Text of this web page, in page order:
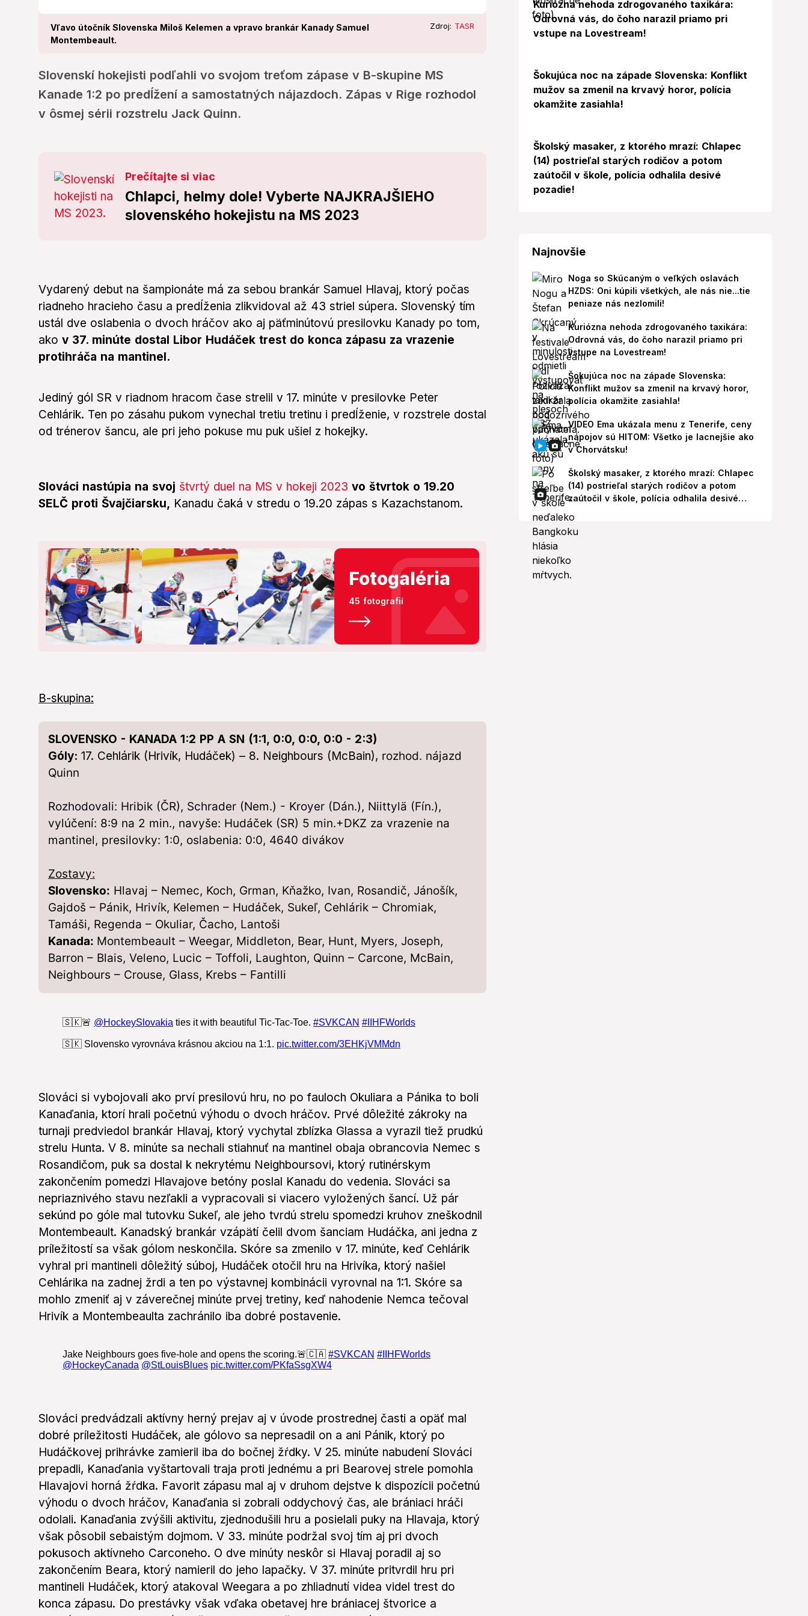
Vľavo útočník Slovenska Miloš Kelemen a vpravo brankár Kanady Samuel
Montembeault.
Zdroj: TASR
Slovenskí hokejisti podľahli vo svojom treťom zápase v B-skupine MS
Kanade 1:2 po predĺžení a samostatných nájazdoch. Zápas v Rige rozhodol
v ôsmej sérii rozstrelu Jack Quinn.
Prečítajte si viac
Chlapci, helmy dole! Vyberte NAJKRAJŠIEHO
slovenského hokejistu na MS 2023
Vydarený debut na šampionáte má za sebou brankár Samuel Hlavaj, ktorý počas
riadneho hracieho času a predĺženia zlikvidoval až 43 striel súpera. Slovenský tím
ustál dve oslabenia o dvoch hráčov ako aj päťminútovú presilovku Kanady po tom,
ako v 37. minúte dostal Libor Hudáček trest do konca zápasu za vrazenie
protihráča na mantinel.
Jediný gól SR v riadnom hracom čase strelil v 17. minúte v presilovke Peter
Cehlárik. Ten po zásahu pukom vynechal tretiu tretinu i predĺženie, v rozstrele dostal
od trénerov šancu, ale pri jeho pokuse mu puk ušiel z hokejky.
Slováci nastúpia na svoj štvrtý duel na MS v hokeji 2023 vo štvrtok o 19.20
SELČ proti Švajčiarsku, Kanadu čaká v stredu o 19.20 zápas s Kazachstanom.
Fotogaléria
45 fotografií
B-skupina:
SLOVENSKO - KANADA 1:2 PP A SN (1:1, 0:0, 0:0, 0:0 - 2:3)
Góly: 17. Cehlárik (Hrivík, Hudáček) – 8. Neighbours (McBain), rozhod. nájazd
Quinn
Rozhodovali: Hribik (ČR), Schrader (Nem.) - Kroyer (Dán.), Niittylä (Fín.),
vylúčení: 8:9 na 2 min., navyše: Hudáček (SR) 5 min.+DKZ za vrazenie na
mantinel, presilovky: 1:0, oslabenia: 0:0, 4640 divákov
Zostavy:
Slovensko: Hlavaj – Nemec, Koch, Grman, Kňažko, Ivan, Rosandič, Jánošík,
Gajdoš – Pánik, Hrivík, Kelemen – Hudáček, Sukeľ, Cehlárik – Chromiak,
Tamáši, Regenda – Okuliar, Čacho, Lantoši
Kanada: Montembeault – Weegar, Middleton, Bear, Hunt, Myers, Joseph,
Barron – Blais, Veleno, Lucic – Toffoli, Laughton, Quinn – Carcone, McBain,
Neighbours – Crouse, Glass, Krebs – Fantilli
Slováci si vybojovali ako prví presilovú hru, no po fauloch Okuliara a Pánika to boli
Kanaďania, ktorí hrali početnú výhodu o dvoch hráčov. Prvé dôležité zákroky na
turnaji predviedol brankár Hlavaj, ktorý vychytal zblízka Glassa a vyrazil tiež prudkú
strelu Hunta. V 8. minúte sa nechali stiahnuť na mantinel obaja obrancovia Nemec s
Rosandičom, puk sa dostal k nekrytému Neighboursovi, ktorý rutinérskym
zakončením pomedzi Hlavajove betóny poslal Kanadu do vedenia. Slováci sa
nepriaznivého stavu nezľakli a vypracovali si viacero vyložených šancí. Už pár
sekúnd po góle mal tutovku Sukeľ, ale jeho tvrdú strelu spomedzi kruhov zneškodnil
Montembeault. Kanadský brankár vzápätí čelil dvom šanciam Hudáčka, ani jedna z
príležitostí sa však gólom neskončila. Skóre sa zmenilo v 17. minúte, keď Cehlárik
vyhral pri mantineli dôležitý súboj, Hudáček otočil hru na Hrivíka, ktorý našiel
Cehlárika na zadnej žrdi a ten po výstavnej kombinácii vyrovnal na 1:1. Skóre sa
mohlo zmeniť aj v záverečnej minúte prvej tretiny, keď nahodenie Nemca tečoval
Hrivík a Montembeaulta zachránilo iba dobré postavenie.
Slováci predvádzali aktívny herný prejav aj v úvode prostrednej časti a opäť mal
dobré príležitosti Hudáček, ale gólovo sa nepresadil on a ani Pánik, ktorý po
Hudáčkovej prihrávke zamieril iba do bočnej žŕdky. V 25. minúte nabudení Slováci
prepadli, Kanaďania vyštartovali traja proti jednému a pri Bearovej strele pomohla
Hlavajovi horná žŕdka. Favorit zápasu mal aj v druhom dejstve k dispozícii početnú
výhodu o dvoch hráčov, Kanaďania si zobrali oddychový čas, ale brániaci hráči
odolali. Kanaďania zvýšili aktivitu, zjednodušili hru a posielali puky na Hlavaja, ktorý
však pôsobil sebaistým dojmom. V 33. minúte podržal svoj tím aj pri dvoch
pokusoch aktívneho Carconeho. O dve minúty neskôr si Hlavaj poradil aj so
zakončením Beara, ktorý namieril do jeho lapačky. V 37. minúte pritvrdil hru pri
mantineli Hudáček, ktorý atakoval Weegara a po zhliadnutí videa videl trest do
konca zápasu. Do prestávky však vďaka obetavej hre brániacej štvorice a
Kuriózna nehoda zdrogovaného taxikára:
Odrovná vás, do čoho narazil priamo pri
vstupe na Lovestream!
Šokujúca noc na západe Slovenska: Konflikt
mužov sa zmenil na krvavý horor, polícia
okamžite zasiahla!
Foto
Školský masaker, z ktorého mrazí: Chlapec
(14) postrieľal starých rodičov a potom
zaútočil v škole, polícia odhalila desivé
pozadie!
Najnovšie
Noga so Skúcaným o veľkých oslavách
HZDS: Oni kúpili všetkých, ale nás nie...tie
peniaze nás nezlomili!
Kuriózna nehoda zdrogovaného taxikára:
Odrovná vás, do čoho narazil priamo pri
vstupe na Lovestream!
Šokujúca noc na západe Slovenska:
Konflikt mužov sa zmenil na krvavý horor,
polícia okamžite zasiahla!
VIDEO Ema ukázala menu z Tenerife, ceny
nápojov sú HITOM: Všetko je lacnejšie ako
v Chorvátsku!
Školský masaker, z ktorého mrazí: Chlapec
(14) postrieľal starých rodičov a potom
zaútočil v škole, polícia odhalila desivé